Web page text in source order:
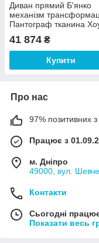
Диван прямий Б'янко
механізм
Пантограф тканина
Лайт Беж (RichmanTM)
41 874 ₴
Купити
Про нас
97% позитивних з
Працює з
м. Дніпро
49000, вул.
Контакти
Сьогодні
Показати весь